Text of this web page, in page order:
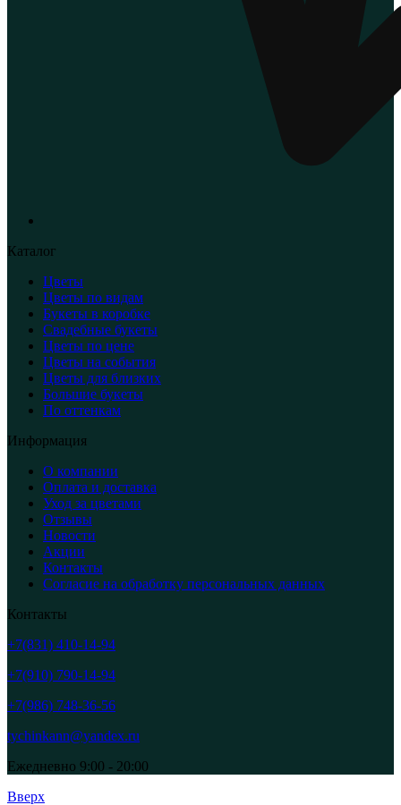
Каталог
Цветы
Цветы по видам
Букеты в коробке
Свадебные букеты
Цветы по цене
Цветы на события
Цветы для близких
Большие букеты
По оттенкам
Информация
О компании
Оплата и доставка
Уход за цветами
Отзывы
Новости
Акции
Контакты
Согласие на обработку персональных данных
Контакты
+7(831) 410-14-94
+7(910) 790-14-94
+7(986) 748-36-56
tychinkann@yandex.ru
Ежедневно 9:00 - 20:00
Вверх